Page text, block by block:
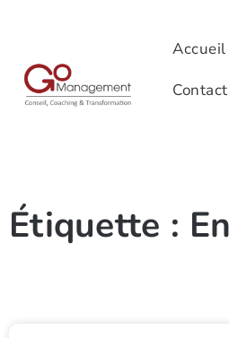
Accueil
Contact
Étiquette :